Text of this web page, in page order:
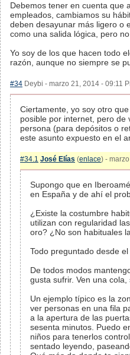
Debemos tener en cuenta que
empleados, cambiamos su
deben desayunar más ligero o
como una salida lógica, pero
Yo soy de los que hacen todo
razón, aunque no siempre se
#34 Deybi - marzo 21, 2014 - 09:11
Ciertamente, yo soy otro
posible por internet, pero de
persona (para depósitos o
este asunto expuesto en el
#34.1 José Elías (enlace) -
Supongo que en
en España y de ahí el
¿Existe la costumbre
utilizan con regularidad
oro? ¿No son habituales
Todo preguntado desde
De todos modos
gusta sufrir. Ven una
Un ejemplo típico es la
ver personas en una fila
a la apertura de las
sesenta minutos. Puedo
niños para tenerlos
sentado leyendo,